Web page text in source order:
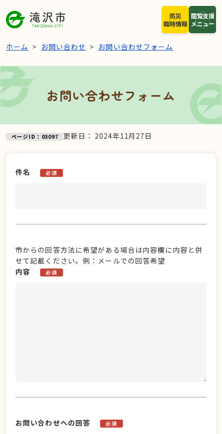
閲覧支援
メニュー
防災
臨時情報
ホーム お問い合わせ お問い合わせフォーム
お問い合わせフォーム
ページID：03097 更新日： 2024年11月27日
件名 必須
市からの回答方法に希望がある場合は内容欄に内容と併
せて記載ください。例：メールでの回答希望
内容
必須
お問い合わせへの回答 必須